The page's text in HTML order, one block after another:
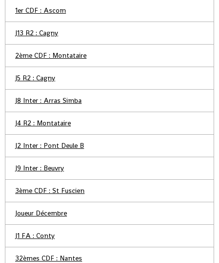
1er CDF : Ascom
J13 R2 : Cagny
2ème CDF : Montataire
J5 R2 : Cagny
J8 Inter : Arras Simba
J4 R2 : Montataire
J2 Inter : Pont Deule B
J9 Inter : Beuvry
3ème CDF : St Fuscien
Joueur Décembre
J1 FA : Conty
32èmes CDF : Nantes